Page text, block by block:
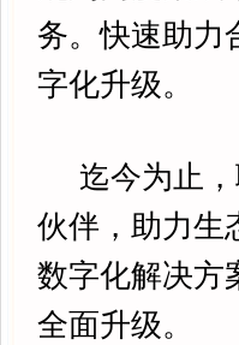
务。快速助力
字化升级。
迄今为止，
伙伴，助力生
数字化解决方
全面升级。